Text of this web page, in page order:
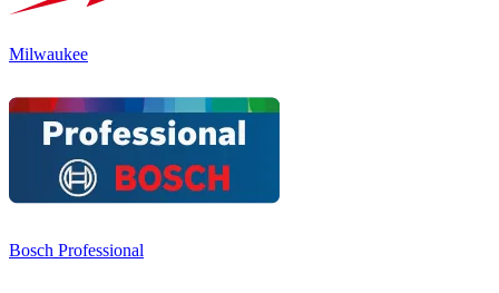
Milwaukee
Bosch Professional